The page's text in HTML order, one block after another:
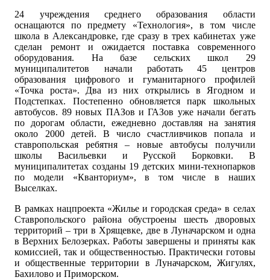
24 учреждения среднего образования области
оснащаются по предмету «Технология», в том числе
школа в Александровке, где сразу в трех кабинетах уже
сделан ремонт и ожидается поставка современного
оборудования. На базе сельских школ 29
муниципалитетов начали работать 45 центров
образования цифрового и гуманитарного профилей
«Точка роста». Два из них открылись в Ягодном и
Подстепках. Постепенно обновляется парк школьных
автобусов. 89 новых ПАЗов и ГАЗов уже начали бегать
по дорогам области, ежедневно доставляя на занятия
около 2000 детей. В число счастливчиков попала и
ставропольская ребятня – новые автобусы получили
школы Васильевки и Русской Борковки. В
муниципалитетах созданы 19 детских мини-технопарков
по модели «Кванториум», в том числе в наших
Выселках.
В рамках нацпроекта «Жилье и городская среда» в селах
Ставропольского района обустроены шесть дворовых
территорий – три в Хрящевке, две в Луначарском и одна
в Верхних Белозерках. Работы завершены и приняты как
комиссией, так и общественностью. Практически готовы
и общественные территории в Луначарском, Жигулях,
Бахилово и Приморском.